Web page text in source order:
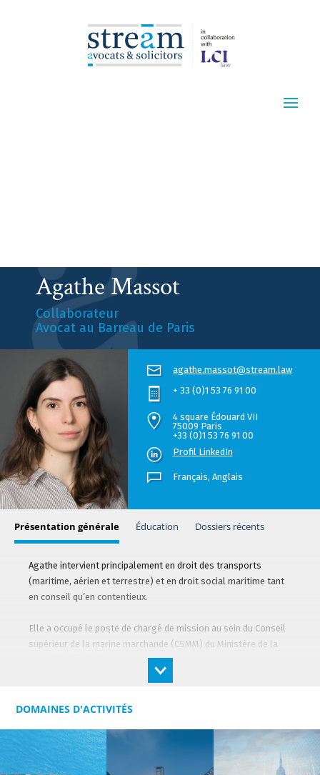
Agathe Massot
Collaborateur
Avocat au Barreau de Paris
Présentation générale Éducation Dossiers récents
Agathe intervient principalement en droit des transports
(maritime, aérien et terrestre) et en droit social maritime tant
en conseil qu’en contentieux.
Elle a occupé le poste de chargé de mission au sein du Conseil
supérieur de la marine marchande (CSMM) du Ministère de la
agathe.massot@stream.law
+ 33 (0)1 53 76 91 00
4 square Édouard VII
75009 Paris
+33 (0)1 53 76 91 00
Profil LinkedIn
Français, Anglais
DOMAINES D'ACTIVITÉS